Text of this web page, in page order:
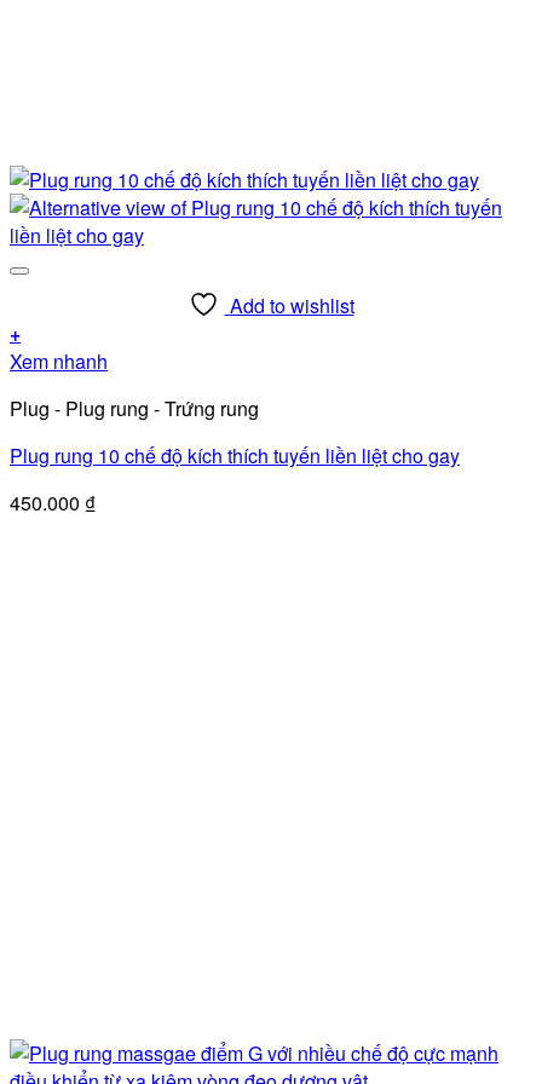
Add to wishlist
+
Xem nhanh
Plug - Plug rung - Trứng rung
Plug rung 10 chế độ kích thích tuyến liền liệt cho gay
450.000 ₫